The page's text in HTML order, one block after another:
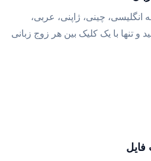
از جمله انگلیسی، چینی، ژاپنی، عربی،
و تنها با یک کلیک بین هر زوج زبانی
فایل